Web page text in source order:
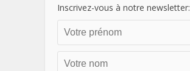
Inscrivez-vous à notre newsletter: